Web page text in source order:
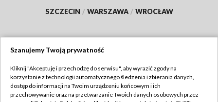
SZCZECIN / WARSZAWA / WROCŁAW
TVP
Abonament TVP
Regulamin TVP
Szanujemy Twoją prywatność
Kliknij "Akceptuję i przechodzę do serwisu", aby wyrazić zgody na
korzystanie z technologii automatycznego śledzenia i zbierania danych,
dostęp do informacji na Twoim urządzeniu końcowym i ich
przechowywanie oraz na przetwarzanie Twoich danych osobowych przez